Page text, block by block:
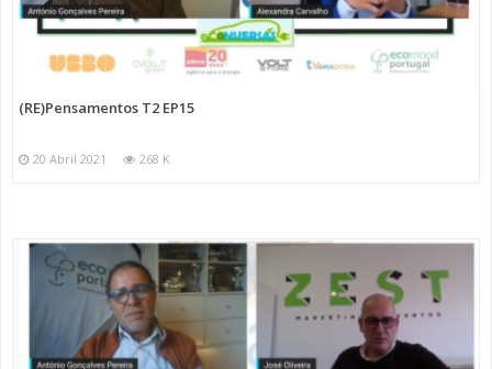
(RE)Pensamentos T2 EP15
20 Abril 2021 268 K